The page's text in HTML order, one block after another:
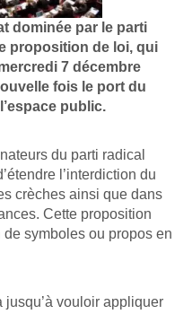
dominée par le parti
proposition de loi, qui
7 décembre
fois le port du
public.
du parti radical
l’interdiction du
crèches ainsi que dans
Cette proposition
symboles ou propos en
jusqu’à vouloir appliquer